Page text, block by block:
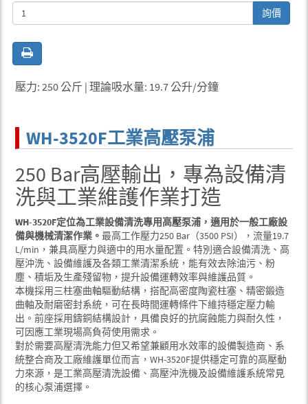
詢價
壓力: 250 公斤 | 理論吸水量: 19.7 公升/分鐘
WH-3520F工業高壓泵浦
250 Bar高壓輸出，專為設備清
洗與工業維護作業打造
WH-3520F定位為工業設備清洗專用高壓泵浦，適用於一般工廠設
備與機械清潔作業。 最高工作壓力250 Bar（3500 PSI），流量19.7
L/min，兼具高壓力與適中的用水量配置。特別適合設備清洗、高
壓沖洗、設備維護及各類工業清潔系統，能有效去除油污、粉
塵、積垢及生產殘留物，提升設備運轉效率與維護品質。
本機採用三柱塞曲軸驅動結構，搭配高密度陶瓷柱塞、精密鍛造
曲軸及耐磨密封系統，可在長時間運轉條件下維持穩定壓力輸
出。前座採用鑄銅結構設計，具備良好的抗腐蝕能力與耐久性，
可因應工業現場高負荷使用需求。
對於需要高壓清洗能力但又希望兼顧用水效率的設備製造商、系
統整合商及工廠維護單位而言，WH-3520F提供穩定可靠的高壓動
力來源，是工業高壓清洗設備、高壓沖洗機及設備維護系統常見
的核心泵浦選擇。